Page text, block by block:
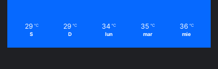
29 ℃
S
29 ℃
D
34 ℃
lun
35 ℃
mar
36 ℃
mie